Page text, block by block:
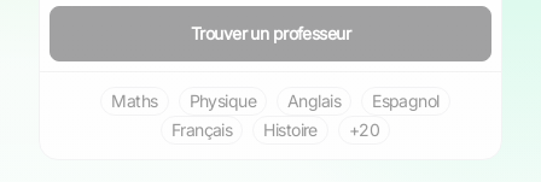
Trouver un professeur
Maths Physique Anglais
Espagnol
Français
Histoire +20